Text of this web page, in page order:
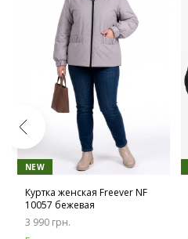
NEW
Куртка женская Freever NF
10057 бежевая
3 990 грн.